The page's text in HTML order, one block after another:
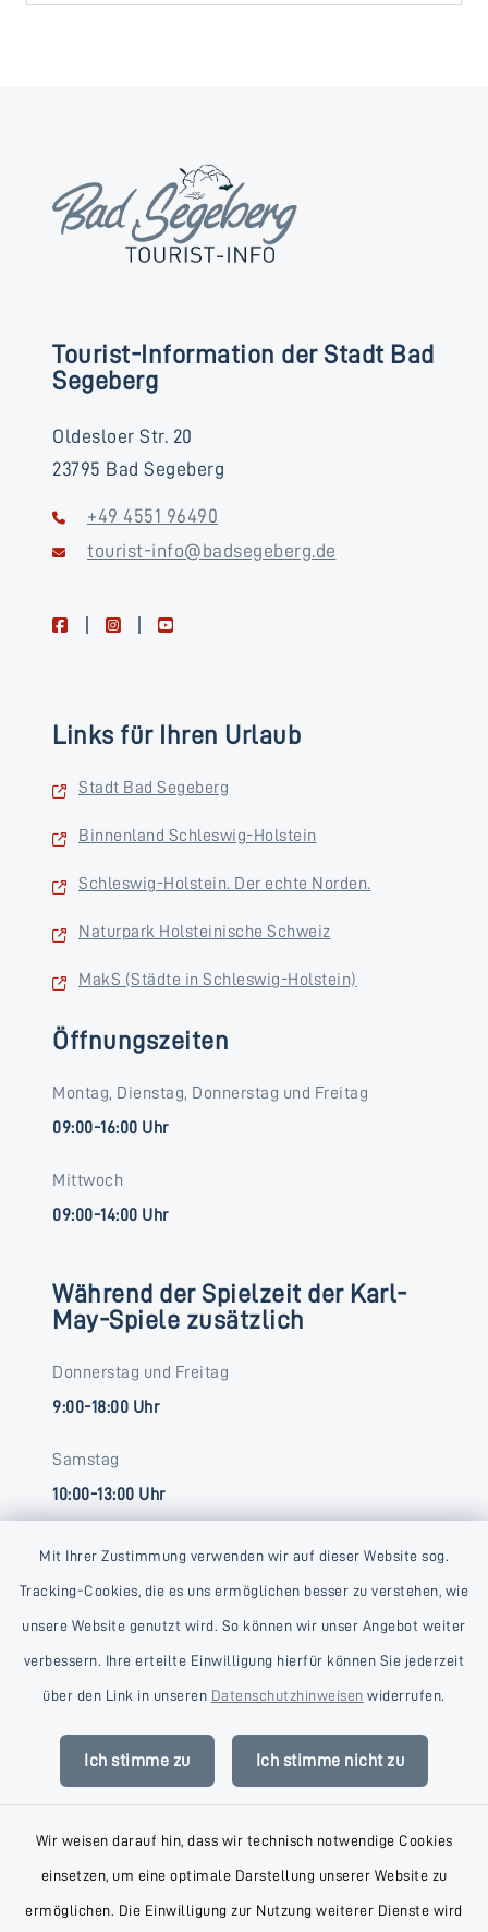
Mit Ihrer Zustimmung verwenden wir auf dieser Website sog.
Tracking-Cookies, die es uns ermöglichen besser zu verstehen, wie
unsere Website genutzt wird. So können wir unser Angebot weiter
verbessern. Ihre erteilte Einwilligung hierfür können Sie jederzeit
über den Link in unseren Datenschutzhinweisen widerrufen.
Ich stimme zu Ich stimme nicht zu
Wir weisen darauf hin, dass wir technisch notwendige Cookies
einsetzen, um eine optimale Darstellung unserer Website zu
ermöglichen. Die Einwilligung zur Nutzung weiterer Dienste wird
Tourist-Information der Stadt Bad
Segeberg
Oldesloer Str. 20
23795 Bad Segeberg
+49 4551 96490
tourist-info@badsegeberg.de
facebookinstagramyoutube
Links für Ihren Urlaub
Stadt Bad Segeberg
Binnenland Schleswig-Holstein
Schleswig-Holstein. Der echte Norden.
Naturpark Holsteinische Schweiz
MakS (Städte in Schleswig-Holstein)
Öffnungszeiten
Montag, Dienstag, Donnerstag und Freitag
09:00-16:00 Uhr
Mittwoch
09:00-14:00 Uhr
Während der Spielzeit der Karl-
May-Spiele zusätzlich
Donnerstag und Freitag
9:00-18:00 Uhr
Samstag
10:00-13:00 Uhr
Kontakt
Datenschutz
Impressum